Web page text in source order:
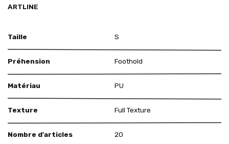
ARTLINE
Taille S
Préhension Foothold
Matériau PU
Texture Full Texture
Nombre d'articles 20